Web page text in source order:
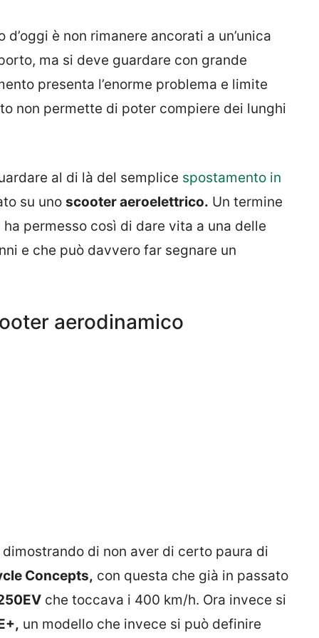
è non rimanere ancorati a un’unica
ma si deve guardare con grande
presenta l’enorme problema e limite
non permette di poter compiere dei lunghi
al di là del semplice spostamento in
su uno scooter aeroelettrico. Un termine
permesso così di dare vita a una delle
e che può davvero far segnare un
aerodinamico
di non aver di certo paura di
Concepts, con questa che già in passato
che toccava i 400 km/h. Ora invece si
un modello che invece si può definire